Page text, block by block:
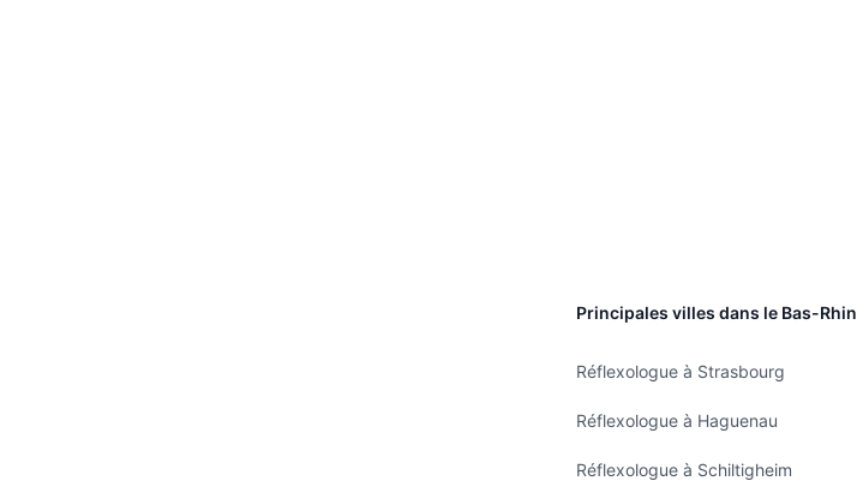
Principales villes dans le Bas-Rhin
Réflexologue à Strasbourg
Réflexologue à Haguenau
Réflexologue à Schiltigheim